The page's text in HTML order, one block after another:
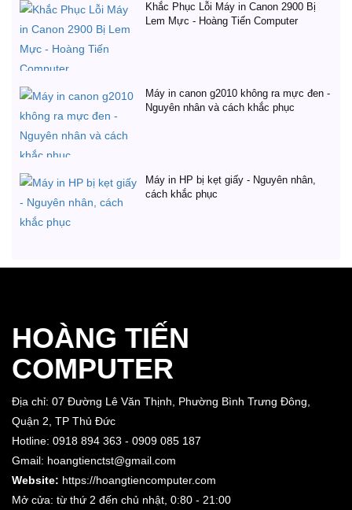
Khắc Phục Lỗi Máy in Canon 2900 Bị
Lem Mực - Hoàng Tiến Computer
Máy in canon g2010 không ra mực đen -
Nguyên nhân và cách khắc phục
Máy in HP bị kẹt giấy - Nguyên nhân,
cách khắc phục
HOÀNG TIẾN
COMPUTER
Địa chỉ: 07 Đường Lê Văn Thịnh, Phường Bình Trưng Đông,
Quận 2, TP Thủ Đức
Hotline: 0918 894 363 - 0909 085 187
Gmail: hoangtienctst@gmail.com
Website: https://hoangtiencomputer.com
Mở cửa: từ thứ 2 đến chủ nhật, 0:80 - 21:00